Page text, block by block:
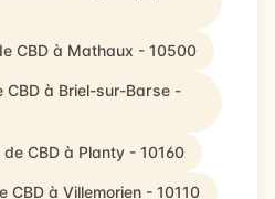
CBD à Mathaux - 10500
à Briel-sur-Barse -
CBD à Planty - 10160
CBD à Villemorien - 10110